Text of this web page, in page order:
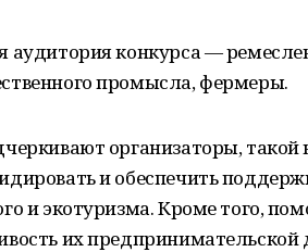
аудитория конкурса —
промысла, фермеры.
организаторы, такой
и обеспечить
и экотуризма. Кроме того,
их предпринимательской